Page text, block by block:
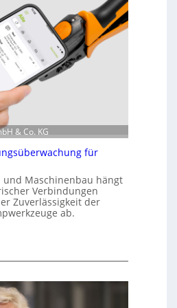
& Co. KG
für
und Maschinenbau hängt
Verbindungen
Zuverlässigkeit der
ab.